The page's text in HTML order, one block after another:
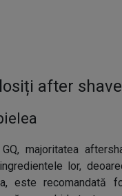
after shave
majoritatea
lor,
este recomandată